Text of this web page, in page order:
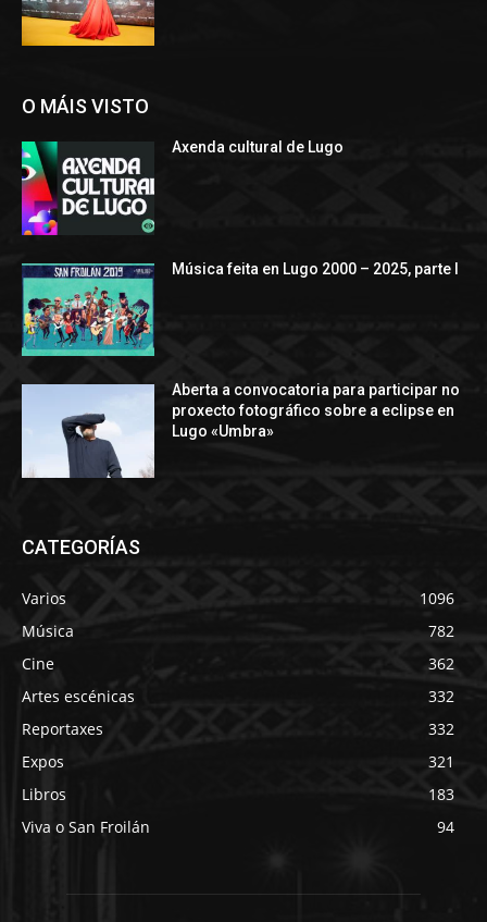
O MÁIS VISTO
Axenda cultural de Lugo
Música feita en Lugo 2000 – 2025, parte I
Aberta a convocatoria para participar no
proxecto fotográfico sobre a eclipse en
Lugo «Umbra»
CATEGORÍAS
Varios
1096
Música
782
Cine
362
Artes escénicas
332
Reportaxes
332
Expos
321
Libros
183
Viva o San Froilán
94